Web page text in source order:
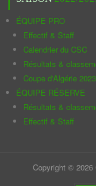
ÉQUIPE PRO
Effectif & Staff
Calendrier du CSC
Résultats &
Coupe d'Algérie 2023
ÉQUIPE RÉSERVE
Résultats &
Effectif & Staff
Copyright © 2026